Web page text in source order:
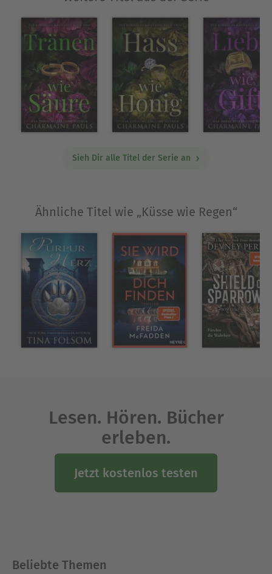
Sieh Dir alle Titel der Serie an
Ähnliche Titel wie „Küsse wie Regen“
Lesen. Hören. Bücher
erleben.
Jetzt kostenlos testen
Beliebte Themen